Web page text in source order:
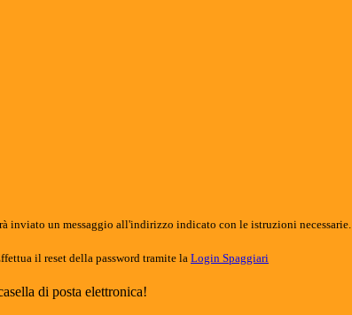
inviato un messaggio all'indirizzo indicato con le istruzioni necessarie.
il reset della password tramite la Login Spaggiari
di posta elettronica!